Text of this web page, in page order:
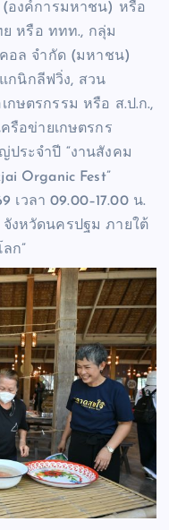
(องค์การมหาชน) หรือ
ย หรือ ททท., กลุ่ม
อล จำกัด (มหาชน)
กนิกลีฟวิ่ง, สวน
กษตรกรรม หรือ ส.ป.ก.,
รือข่ายเกษตรกร
ประจำปี “งานสังคม
Organic Fest”
เวลา 09.00–17.00 น.
งหวัดนครปฐม ภายใต้
ก”